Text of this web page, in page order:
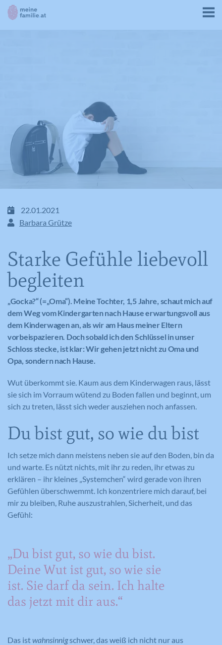
22.01.2021
Barbara Grütze
Starke Gefühle liebevoll
begleiten
„Gocka?“ (=„Oma“). Meine Tochter, 1,5 Jahre, schaut mich auf
dem Weg vom Kindergarten nach Hause erwartungsvoll aus
dem Kinderwagen an, als wir am Haus meiner Eltern
vorbeispazieren. Doch sobald ich den Schlüssel in unser
Schloss stecke, ist klar: Wir gehen jetzt nicht zu Oma und
Opa, sondern nach Hause.
Wut überkommt sie. Kaum aus dem Kinderwagen raus, lässt
sie sich im Vorraum wütend zu Boden fallen und beginnt, um
sich zu treten, lässt sich weder ausziehen noch anfassen.
Du bist gut, so wie du bist
Ich setze mich dann meistens neben sie auf den Boden, bin da
und warte. Es nützt nichts, mit ihr zu reden, ihr etwas zu
erklären – ihr kleines „Systemchen“ wird gerade von ihren
Gefühlen überschwemmt. Ich konzentriere mich darauf, bei
mir zu bleiben, Ruhe auszustrahlen, Sicherheit, und das
Gefühl:
„Du bist gut, so wie du bist.
Deine Wut ist gut, so wie sie
ist. Sie darf da sein. Ich halte
das jetzt mit dir aus.“
Das istwahnsinnigschwer, das weiß ich nicht nur aus